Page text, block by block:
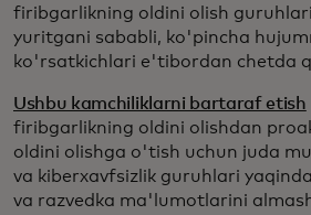
firibgarlikning oldini olish
yuritgani sababli, ko'pincha
ko'rsatkichlari e'tibordan chetda
Ushbu kamchiliklarni bartaraf etish
firibgarlikning oldini olishdan
oldini olishga o'tish uchun juda
va kiberxavfsizlik guruhlari
va razvedka ma'lumotlarini